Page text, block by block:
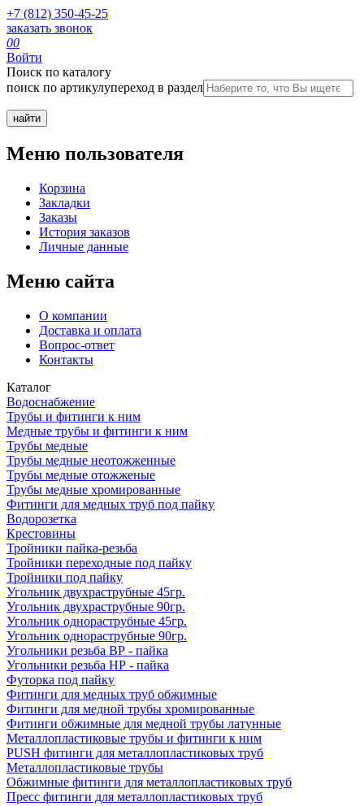
+7 (812) 350-45-25
заказать звонок
00
Войти
Поиск по каталогу
поиск по артикулупереход в раздел
Меню пользователя
Корзина
Закладки
Заказы
История заказов
Личные данные
Меню сайта
О компании
Доставка и оплата
Вопрос-ответ
Контакты
Каталог
Водоснабжение
Трубы и фитинги к ним
Медные трубы и фитинги к ним
Трубы медные
Трубы медные неотожженные
Трубы медные отожженые
Трубы медные хромированные
Фитинги для медных труб под пайку
Водорозетка
Крестовины
Тройники пайка-резьба
Тройники переходные под пайку
Тройники под пайку
Угольник двухраструбные 45гр.
Угольник двухраструбные 90гр.
Угольник однораструбные 45гр.
Угольник однораструбные 90гр.
Угольники резьба ВР - пайка
Угольники резьба НР - пайка
Футорка под пайку
Фитинги для медных труб обжимные
Фитинги для медной трубы хромированные
Фитинги обжимные для медной трубы латунные
Металлопластиковые трубы и фитинги к ним
PUSH фитинги для металлопластиковых труб
Металлопластиковые трубы
Обжимные фитинги для металлопластиковых труб
Пресс фитинги для металлопластиковых труб